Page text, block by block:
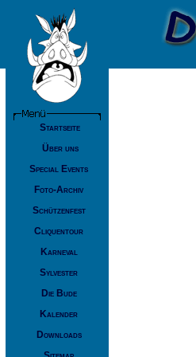
Startseite
Über uns
Special Events
Foto-Archiv
Schützenfest
Cliquentour
Karneval
Sylvester
Die Bude
Kalender
Downloads